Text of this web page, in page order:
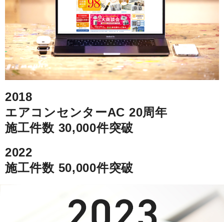
2018
エアコンセンターAC 20周年
施工件数 30,000件突破
2022
施工件数 50,000件突破